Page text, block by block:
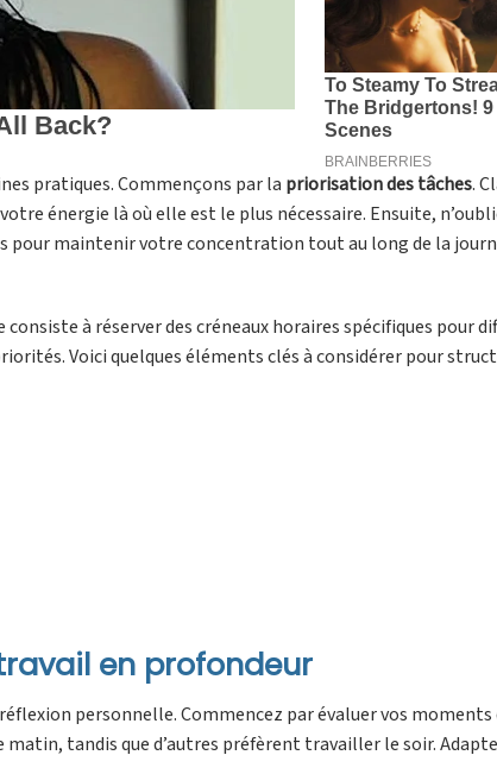
pratiques. Commençons par la priorisation des tâches.
énergie là où elle est le plus nécessaire. Ensuite,
pour maintenir votre concentration tout au long de la
à réserver des créneaux horaires spécifiques pour
Voici quelques éléments clés à considérer pour
en profondeur
personnelle. Commencez par évaluer vos moments
tandis que d’autres préfèrent travailler le soir.